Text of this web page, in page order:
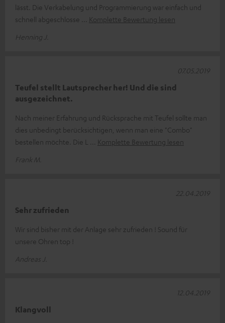
lässt. Die Verkabelung und Programmierung war einfach und
schnell abgeschlosse
Komplette Bewertung lesen
Henning J.
Teufel stellt Lautsprecher her! Und die sind
ausgezeichnet.
Nach meiner Erfahrung und Rücksprache mit Teufel sollte man
dies unbedingt berücksichtigen, wenn man eine "Combo"
bestellen möchte. Die L
Komplette Bewertung lesen
Frank M.
07.05.2019
Sehr zufrieden
Wir sind bisher mit der Anlage sehr zufrieden ! Sound für
unsere Ohren top !
Andreas J.
22.04.2019
Klangvoll
12.04.2019